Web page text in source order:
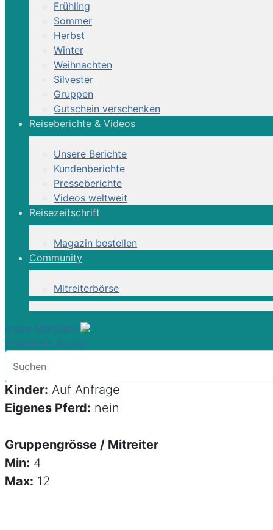
Frühling
Sommer
Herbst
Winter
Weihnachten
Silvester
Gruppen
Gutschein verschenken
Reiseberichte & Videos
Unsere Berichte
Kundenberichte
Presseberichte
Videos weltweit
Reisezeitschrift
Magazin bestellen
Community
Mitreiterbörse
meine Merkliste
Erweiterte Suche
Reittour |
Ritt auf den historischen Viehwegen der
Kurzinformation
Programmart:
Unterkunft:Hotels, Gästehäuser
Verpflegung:VP
Zimmer:DZ
Sprache:Englisch
Nichtreiter:
Kinder: Auf Anfrage
Eigenes Pferd: nein
Gruppengrösse / Mitreiter
Min: 4
Max: 12